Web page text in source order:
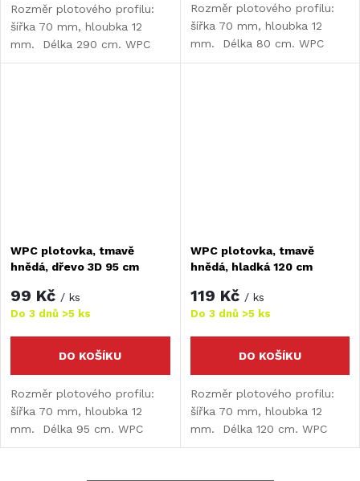
Rozměr plotového profilu:
šířka 70 mm, hloubka 12
mm. Délka 290 cm. WPC
plotovka - z jedné strany
Rozměr plotového profilu:
šířka 70 mm, hloubka 12
mm. Délka 80 cm. WPC
plotovka - z jedné strany
WPC plotovka, tmavě
hnědá, dřevo 3D 95 cm
99 Kč / ks
Do 3 dnů >5 ks
DO KOŠÍKU
Rozměr plotového profilu:
šířka 70 mm, hloubka 12
mm. Délka 95 cm. WPC
plotovka - z jedné strany
WPC plotovka, tmavě
hnědá, hladká 120 cm
119 Kč / ks
Do 3 dnů >5 ks
DO KOŠÍKU
Rozměr plotového profilu:
šířka 70 mm, hloubka 12
mm. Délka 120 cm. WPC
plotovka hladká.